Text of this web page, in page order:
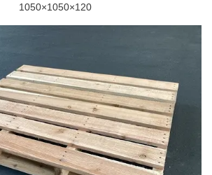
1050×1050×120